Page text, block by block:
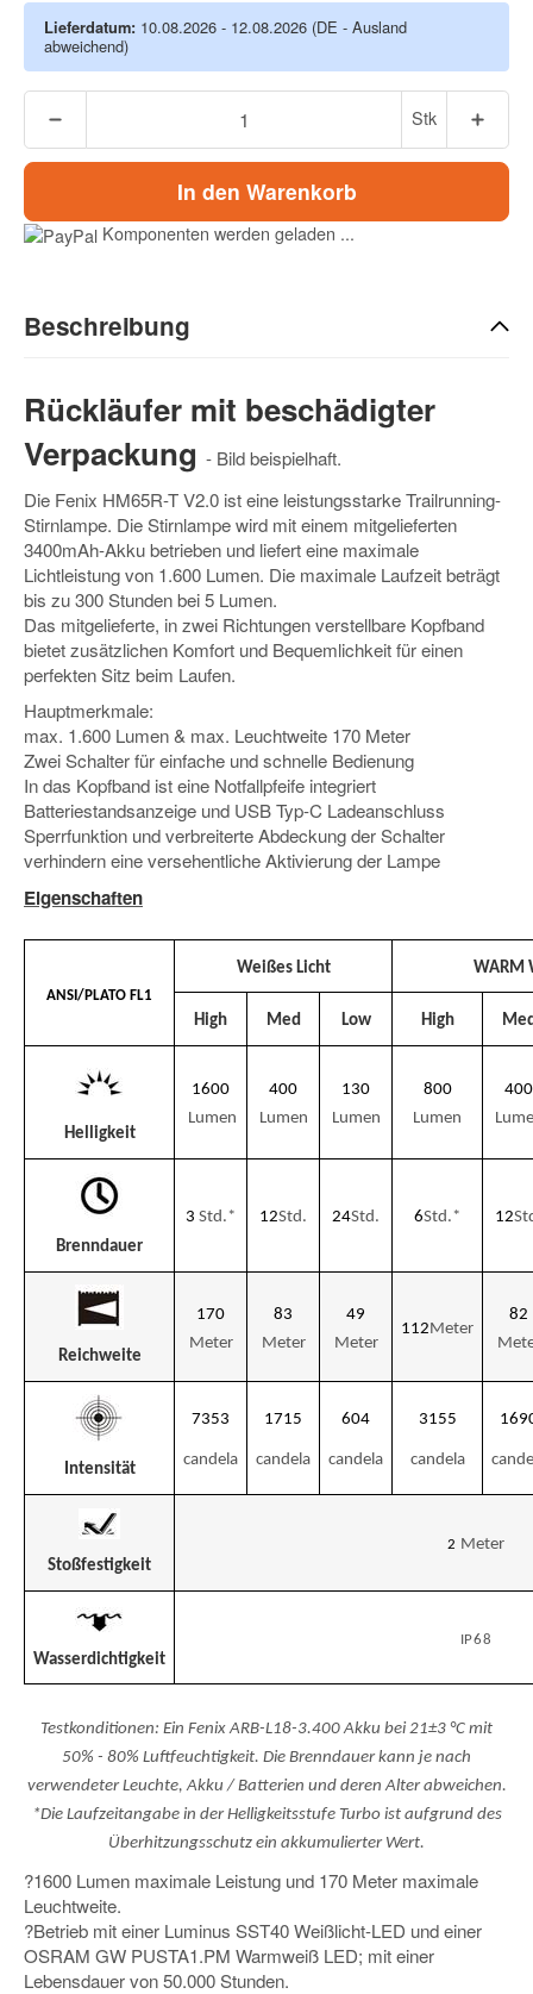
Lieferdatum: 10.08.2026 - 12.08.2026 (DE - Ausland
abweichend)
Stk
In den Warenkorb
Komponenten werden geladen ...
Beschreibung
Rückläufer mit beschädigter
Verpackung - Bild beispielhaft.
Die Fenix HM65R-T V2.0 ist eine leistungsstarke Trailrunning-
Stirnlampe. Die Stirnlampe wird mit einem mitgelieferten
3400mAh-Akku betrieben und liefert eine maximale
Lichtleistung von 1.600 Lumen. Die maximale Laufzeit beträgt
bis zu 300 Stunden bei 5 Lumen.
Das mitgelieferte, in zwei Richtungen verstellbare Kopfband
bietet zusätzlichen Komfort und Bequemlichkeit für einen
perfekten Sitz beim Laufen.
Hauptmerkmale:
max. 1.600 Lumen & max. Leuchtweite 170 Meter
Zwei Schalter für einfache und schnelle Bedienung
In das Kopfband ist eine Notfallpfeife integriert
Batteriestandsanzeige und USB Typ-C Ladeanschluss
Sperrfunktion und verbreiterte Abdeckung der Schalter
verhindern eine versehentliche Aktivierung der Lampe
Eigenschaften
ANSI/PLATO FL1
Weißes Licht WARM
High Med Low High
Helligkeit
1600
Lumen
400
Lumen
130
Lumen
800
Lumen
400
Brenndauer
3 Std. * 12Std. 24Std. 6Std. * 12
Reichweite
170
Meter
83
Meter
49
Meter
112Meter
82
Intensität
7353
candela
1715
candela
604
candela
3155
candela
Stoßfestigkeit
2 Meter
Wasserdichtigkeit
IP68
Testkonditionen: Ein Fenix ARB-L18-3.400 Akku bei 21±3 °C mit
50% - 80% Luftfeuchtigkeit. Die Brenndauer kann je nach
verwendeter Leuchte, Akku / Batterien und deren Alter abweichen.
*Die Laufzeitangabe in der Helligkeitsstufe Turbo ist aufgrund des
Überhitzungsschutz ein akkumulierter Wert.
?1600 Lumen maximale Leistung und 170 Meter maximale
Leuchtweite.
?Betrieb mit einer Luminus SST40 Weißlicht-LED und einer
OSRAM GW PUSTA1.PM Warmweiß LED; mit einer
Lebensdauer von 50.000 Stunden.